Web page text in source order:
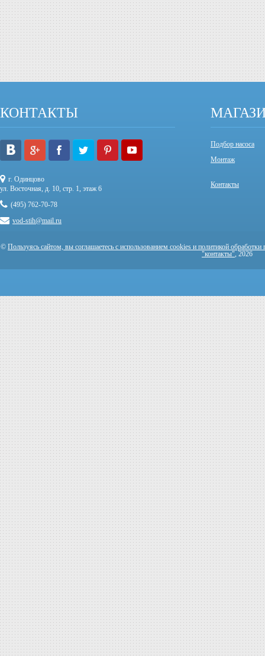
КОНТАКТЫ
г. Одинцово
ул. Восточная, д. 10, стр. 1, этаж 6
(495) 762-70-78
vod-stih@mail.ru
Подбор насоса
Монтаж
Контакты
© Пользуясь сайтом, вы соглашаетесь с использованием cookies и политикой
"контакты", 2026